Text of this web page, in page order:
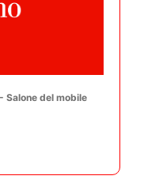
Salone del mobile